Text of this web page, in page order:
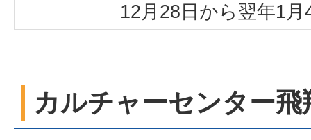
12月28日から翌年1
カルチャーセンター飛